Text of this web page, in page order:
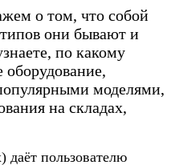
о том, что собой
они бывают и
по какому
оборудование,
моделями,
на складах,
пользователю